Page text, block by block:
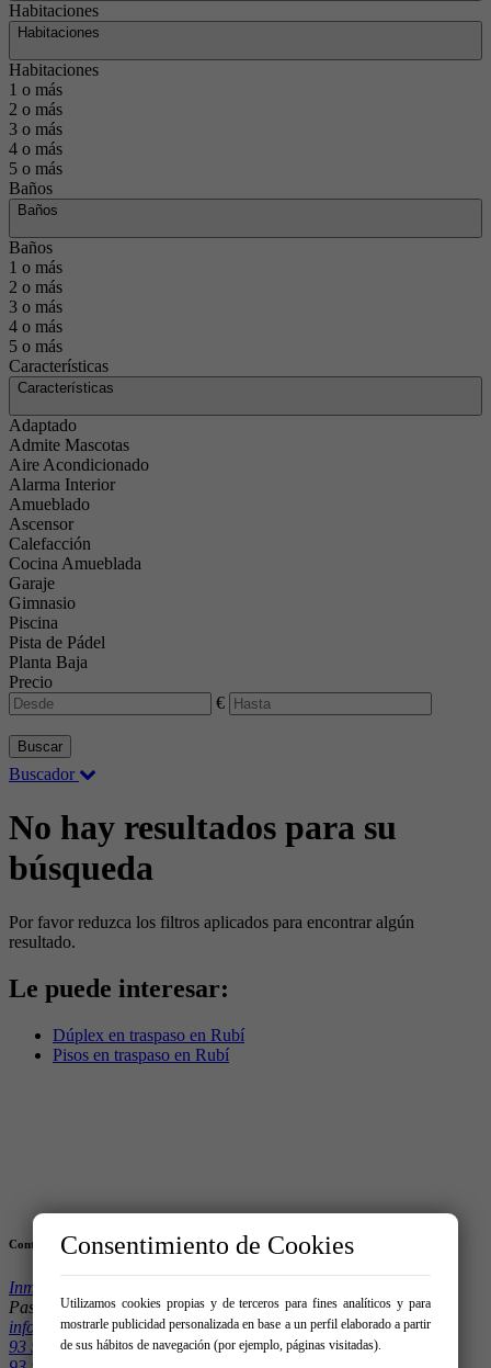
Habitaciones
Habitaciones
Habitaciones
1 o más
2 o más
3 o más
4 o más
5 o más
Baños
Baños
Baños
1 o más
2 o más
3 o más
4 o más
5 o más
Características
Características
Adaptado
Admite Mascotas
Aire Acondicionado
Alarma Interior
Amueblado
Ascensor
Calefacción
Cocina Amueblada
Garaje
Gimnasio
Piscina
Pista de Pádel
Planta Baja
Precio
€
Buscar
Buscador
No hay resultados para su
búsqueda
Por favor reduzca los filtros aplicados para encontrar algún
resultado.
Le puede interesar:
Dúplex en traspaso en Rubí
Pisos en traspaso en Rubí
Contacto
InmoEuropeas
Paseo Francesc Macià 65 08191 – Rubí
info@inmoeuropeas.com
93 588 31 58
Consentimiento de Cookies
Utilizamos cookies propias y de terceros para fines analíticos y para
mostrarle publicidad personalizada en base a un perfil elaborado a partir
de sus hábitos de navegación (por ejemplo, páginas visitadas).